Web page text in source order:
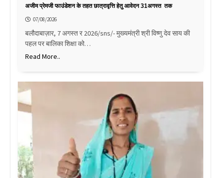
अजीम प्रेमजी फाउंडेशन के तहत छात्रावृत्ति हेतु आवेदन 31अगस्त तक
07/08/2026
बलौदाबाज़ार, 7 अगस्त र 2026/sns/- मुख्यमंत्री श्री विष्णु देव साय की
पहल पर बालिका शिक्षा को…
Read More..